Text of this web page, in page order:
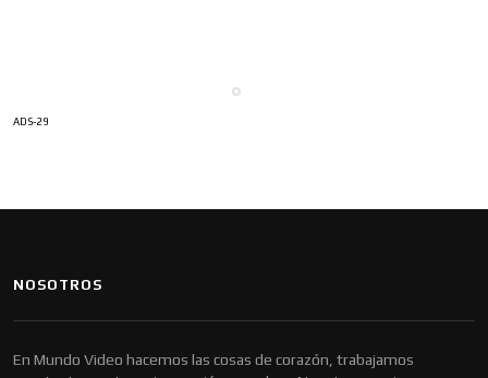
ADS-29
NOSOTROS
En Mundo Video hacemos las cosas de corazón, trabajamos